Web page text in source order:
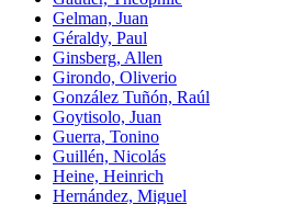
Gelman, Juan
Géraldy, Paul
Ginsberg, Allen
Girondo, Oliverio
González Tuñón, Raúl
Goytisolo, Juan
Guerra, Tonino
Guillén, Nicolás
Heine, Heinrich
Hernández, Miguel